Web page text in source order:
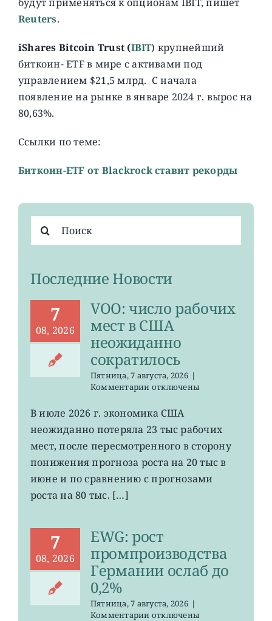
Reuters.
iShares Bitcoin Trust (IBIT) крупнейший
биткоин- ETF в мире с активами под
управлением $21,5 млрд. C начала
появление на рынке в январе 2024 г. вырос на
80,63%.
Ссылки по теме:
Биткоин-ETF от Blackrock ставит рекорды
поиска:
Последние Новости
7
08, 2026
VOO: число рабочих
мест в США
неожиданно
сократилось
Пятница, 7 августа, 2026 |
Комментариик
VOO:
рабочих
мест
США
неожиданно
отключены
В июле 2026 г. экономика США
неожиданно потеряла 23 тыс рабочих
мест, после пересмотренного в сторону
понижения прогноза роста на 20 тыс в
июне и по сравнению с прогнозами
роста на 80 тыс. […]
7
08, 2026
EWG: рост
промпроизводства
Германии ослаб до
0,2%
Пятница, 7 августа, 2026 |
Комментариикотключены